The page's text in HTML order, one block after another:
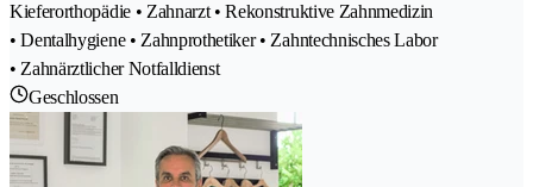
Kieferorthopädie • Zahnarzt • Rekonstruktive Zahnmedizin
• Dentalhygiene • Zahnprothetiker • Zahntechnisches Labor
• Zahnärztlicher Notfalldienst
Geschlossen